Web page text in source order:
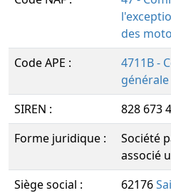
des
Code APE :
4711B -
générale
SIREN :
828 673
Forme juridique :
Société
associé
Siège social :
62176